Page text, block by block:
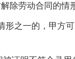
除劳动合同的情
形之一的，甲方